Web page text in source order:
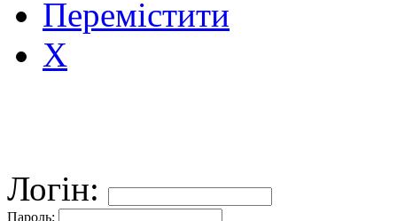
Перемістити
X
Логін:
Пароль: